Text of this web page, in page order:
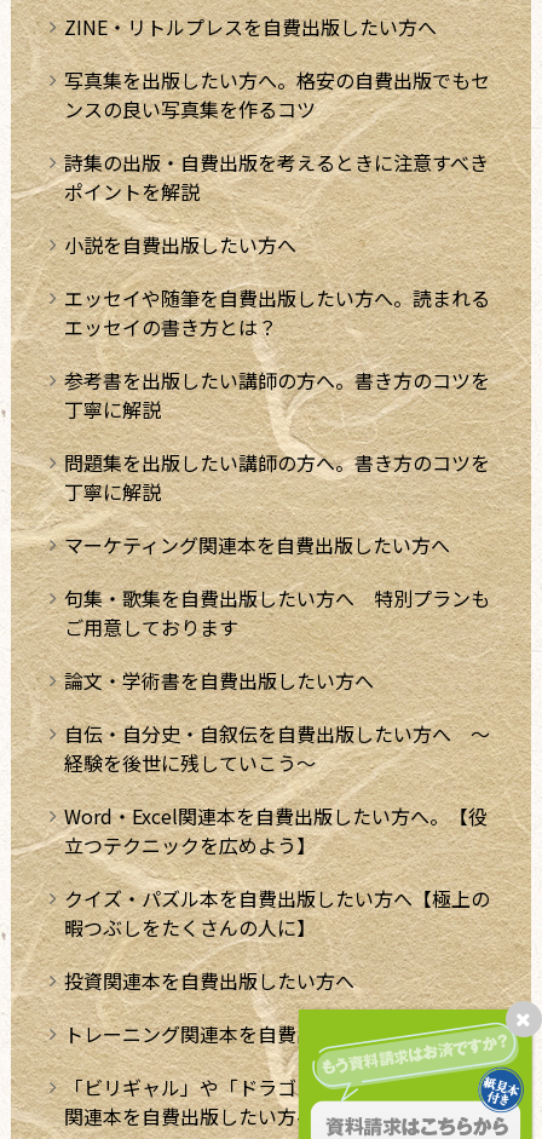
ZINE・リトルプレスを自費出版したい方へ
写真集を出版したい方へ。格安の自費出版でもセ
ンスの良い写真集を作るコツ
詩集の出版・自費出版を考えるときに注意すべき
ポイントを解説
小説を自費出版したい方へ
エッセイや随筆を自費出版したい方へ。読まれる
エッセイの書き方とは？
参考書を出版したい講師の方へ。書き方のコツを
丁寧に解説
問題集を出版したい講師の方へ。書き方のコツを
丁寧に解説
マーケティング関連本を自費出版したい方へ
句集・歌集を自費出版したい方へ 特別プランも
ご用意しております
論文・学術書を自費出版したい方へ
自伝・自分史・自叙伝を自費出版したい方へ ～
経験を後世に残していこう～
Word・Excel関連本を自費出版したい方へ。【役
立つテクニックを広めよう】
クイズ・パズル本を自費出版したい方へ【極上の
暇つぶしをたくさんの人に】
投資関連本を自費出版したい方へ
トレーニング関連本を自費出版したい方へ
「ビリギャル」や「ドラゴン桜」のような学習法
関連本を自費出版したい方へ